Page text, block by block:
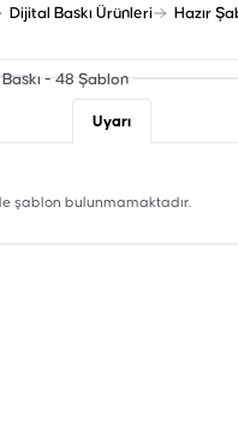
Dijital Baskı Ürünleri Hazır
- 48 Şablon
Uyarı
şablon bulunmamaktadır.